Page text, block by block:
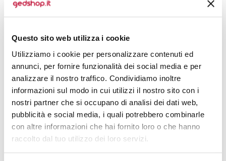
Questo sito web utilizza i cookie
Utilizziamo i cookie per personalizzare contenuti ed
annunci, per fornire funzionalità dei social media e per
analizzare il nostro traffico. Condividiamo inoltre
informazioni sul modo in cui utilizzi il nostro sito con i
nostri partner che si occupano di analisi dei dati web,
pubblicità e social media, i quali potrebbero combinarle
con altre informazioni che hai fornito loro o che hanno
raccolto dal tuo utilizzo dei loro servizi.
2000 € 2,40 € 2,40
3000 € 2,16
4000 € 2,15 € 2,15
5000 € 2,03 € 2,03
€ 2,01 € 2,01
7000 € 2,01 € 2,01
8000 € 2,00